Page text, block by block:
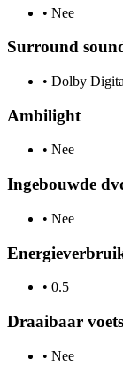
• Nee
Surround
• Dolby
Ambilight
• Nee
Ingebouwde
• Nee
• 0.5
Draaibaar
• Nee